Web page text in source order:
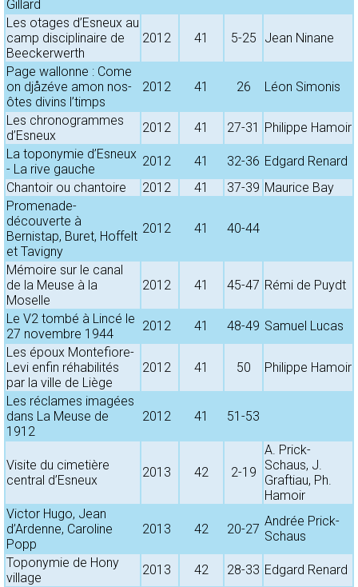
Gillard
Les otages d’Esneux au
camp disciplinaire de
Beeckerwerth
2012 41 5-25 Jean Ninane
Page wallonne : Come
on djåzéve amon nos-
ôtes divins l’timps
2012 41 26 Léon Simonis
Les chronogrammes
d’Esneux
2012 41 27-31 Philippe Hamoir
La toponymie d’Esneux
- La rive gauche
2012 41 32-36 Edgard Renard
Chantoir ou chantoire
2012 41 37-39 Maurice Bay
Promenade-
découverte à
Bernistap, Buret, Hoffelt
et Tavigny
2012 41 40-44
Mémoire sur le canal
de la Meuse à la
Moselle
2012 41 45-47 Rémi de Puydt
Le V2 tombé à Lincé le
27 novembre 1944
2012 41 48-49 Samuel Lucas
Les époux Montefiore-
Levi enfin réhabilités
par la ville de Liège
2012 41 50 Philippe Hamoir
Les réclames imagées
dans La Meuse de
1912
2012 41 51-53
Visite du cimetière
central d’Esneux
2013 42 2-19
A. Prick-
Schaus, J.
Graftiau, Ph.
Hamoir
Victor Hugo, Jean
d’Ardenne, Caroline
Popp
2013 42 20-27
Andrée Prick-
Schaus
Toponymie de Hony
village
2013 42 28-33 Edgard Renard